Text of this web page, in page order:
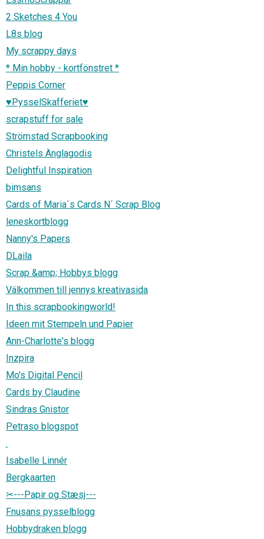
2 Sketches 4 You
L8s blog
My scrappy days
* Min hobby - kortfönstret *
Peppis Corner
♥PysselSkafferiet♥
scrapstuff for sale
Strömstad Scrapbooking
Christels Änglagodis
Delightful Inspiration
bimsans
Cards of Maria´s Cards N´ Scrap Blog
leneskortblogg
Nanny's Papers
DLaila
Scrap &amp; Hobbys blogg
Välkommen till jennys kreativasida
In this scrapbookingworld!
Ideen mit Stempeln und Papier
Ann-Charlotte's blogg
Inzpira
Mo's Digital Pencil
Cards by Claudine
Sindras Gnistor
Petraso blogspot
.
Isabelle Linnér
Bergkaarten
✂---Papir og Stæsj---
Fnusans pysselblogg
Hobbydraken blogg